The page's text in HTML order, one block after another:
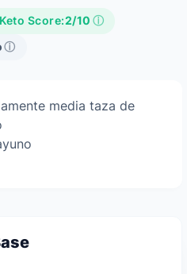
Keto Score:2/10 ⓘ
ⓘ
media taza de